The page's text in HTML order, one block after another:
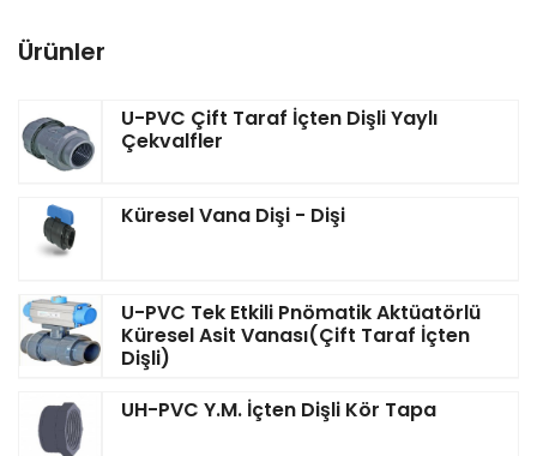
Ürünler
U-PVC Çift Taraf İçten Dişli Yaylı
Çekvalfler
Küresel Vana Dişi - Dişi
U-PVC Tek Etkili Pnömatik Aktüatörlü
Küresel Asit Vanası(Çift Taraf İçten
Dişli)
UH-PVC Y.M. İçten Dişli Kör Tapa